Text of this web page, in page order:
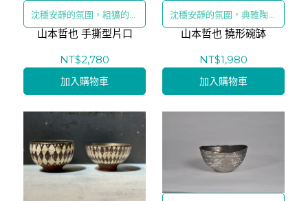
沈穩安靜的氛圍，粗獷的手
撕裂不規則口緣
山本哲也 手撕型片口
NT$2,780
加入購物車
沈穩安靜的氛圍，典雅陶藝
的質感
山本哲也 撓形碗缽
NT$1,980
加入購物車